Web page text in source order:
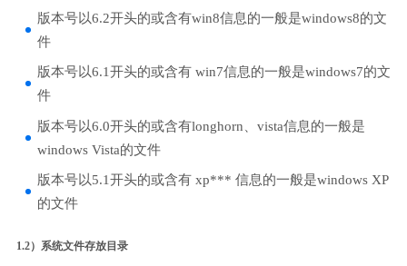
版本号以6.2开头的或含有win8信息的一般是windows8的文
件
版本号以6.1开头的或含有 win7信息的一般是windows7的文
件
版本号以6.0开头的或含有longhorn、vista信息的一般是
windows Vista的文件
版本号以5.1开头的或含有 xp*** 信息的一般是windows XP
的文件
1.2）系统文件存放目录